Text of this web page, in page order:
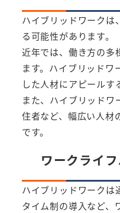
ハイブリッドワークは
る可能性があります。
近年では、働き方の多
ます。ハイブリッドワ
した人材にアピールす
また、ハイブリッドワ
住者など、幅広い人材
です。
ワークライ
ハイブリッドワークは
タイム制の導入など、